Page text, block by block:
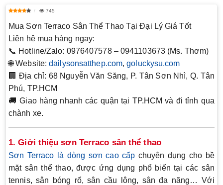
745
Mua Sơn Terraco Sân Thể Thao Tại Đại Lý Giá Tốt
Liên hệ mua hàng ngay:
📞 Hotline/Zalo: 0976407578 – 0941103673 (Ms. Thơm)
🌐 Website:dailysonsatthep.com,goluckysu.com
🏢 Địa chỉ: 68 Nguyễn Văn Săng, P. Tân Sơn Nhì, Q. Tân
Phú, TP.HCM
🚚 Giao hàng nhanh các quận tại TP.HCM và đi tỉnh qua
chành xe.
1. Giới thiệu sơn Terraco sân thể thao
Sơn Terraco là dòng sơn cao cấp chuyên dụng cho bề
mặt sân thể thao, được ứng dụng phổ biến tại các sân
tennis, sân bóng rổ, sân cầu lông, sân đa năng… Với